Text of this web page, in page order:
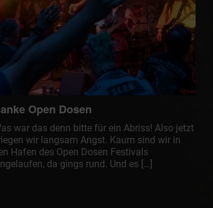
Open Dosen
war das denn bitte für ein Abriss! Also jetzt
wir langsam Angst. Kaum sind wir in
Hafen des Open Dosen Festivals
da gings rund. Und es […]